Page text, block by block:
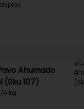
Ahumado
(Sku 107)
4 kg.